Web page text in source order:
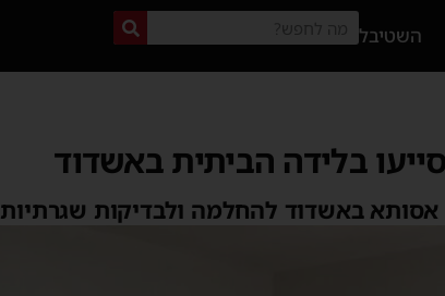
השטיבל
בלידה הביתית באשדוד
אסותא באשדוד להחלמה ולבדיקות שגרתיות